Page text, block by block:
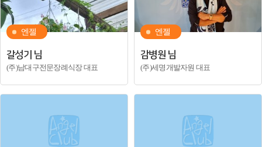
엔젤
갈성기 님
(주)남대구전문장례식장 대표
엔젤
감병원 님
(주)세명개발자원 대표